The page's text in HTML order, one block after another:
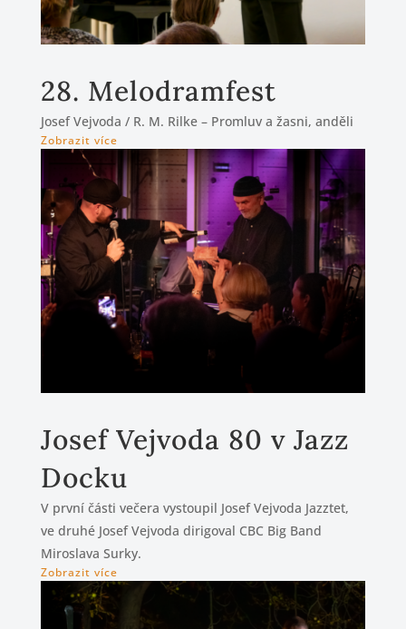
28. Melodramfest
Josef Vejvoda / R. M. Rilke – Promluv a žasni, anděli
Zobrazit více
Josef Vejvoda 80 v Jazz
Docku
V první části večera vystoupil Josef Vejvoda Jazztet,
ve druhé Josef Vejvoda dirigoval CBC Big Band
Miroslava Surky.
Zobrazit více